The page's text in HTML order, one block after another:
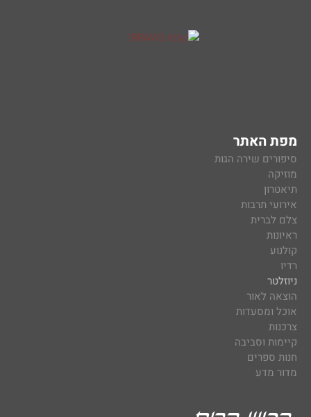
מפת האתר
סיפורים שירה הגות
מוזיקה
תיאטרון
אירועי תרבות
צלם לברית
ראיונות
קולנוע
רדיו
ניוזלטר
הוצאה לאור
אוכל ומסעדות
צרכנות
קיימות וסביבה
חנות ספרים
מדור מדע